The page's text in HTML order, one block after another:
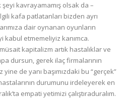
kavrayamamış olsak da –
kafa patlatanları bizden ayrı
dair oynanan oyunların
kabul etmemeliyiz kanımca.
kapitalizm artık hastalıklar ve
dursun, gerek ilaç firmalarının
de yanı başımızdaki bu “gerçek”
durumunu irdeleyerek en
empati yetimizi çalıştıraduralım.